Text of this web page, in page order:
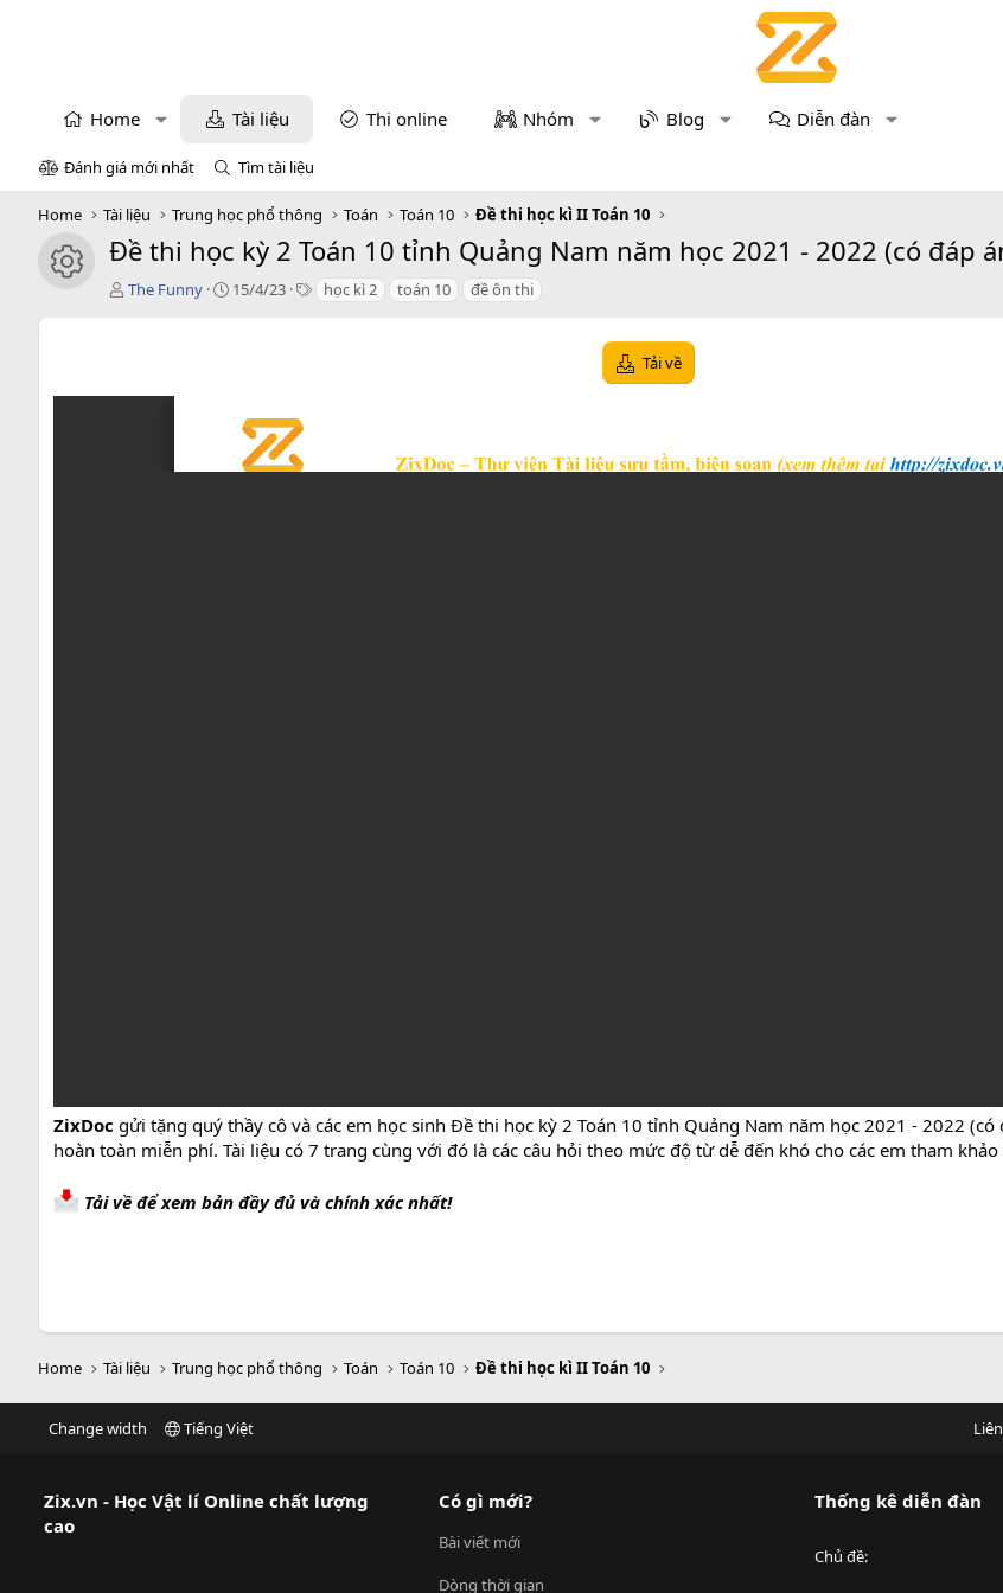
Home Tài liệu Thi online Nhóm Blog Diễn đàn
Đánh giá mới nhất Tìm tài liệu
Home Tài liệu Trung học phổ thông Toán Toán 10 Đề thi học kì II Toán 10
icon tài liệu
Đề thi học kỳ 2 Toán 10 tỉnh Quảng Nam năm học 2021 - 2022 (có đáp
T
ả
The Funny
C15/4/23
T học kì 2 toán 10 đề ôn thi
Tải về
ZixDoc gửi tặng quý thầy cô và các em học sinh Đề thi học kỳ 2 Toán 10 tỉnh Quảng Nam năm học 2021 - 2022
hoàn toàn miễn phí. Tài liệu có 7 trang cùng với đó là các câu hỏi theo mức độ từ dễ đến khó cho các em tham
Tải về để xem bản đầy đủ và chính xác nhất!
Home Tài liệu Trung học phổ thông Toán Toán 10 Đề thi học kì II Toán 10
Change width Tiếng Việt
Zix.vn - Học Vật lí Online chất lượng
cao
Có gì mới?
Bài viết mới
Dòng thời gian
Thống kê diễn đàn
Chủ đề